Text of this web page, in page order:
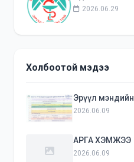
2026.06.29
Холбоотой мэдээ
Эрүүл мэндийн
2026.06.09
АРГА ХЭМЖЭЭ
2026.06.09